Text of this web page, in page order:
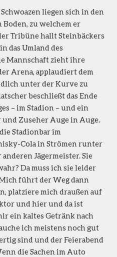
liegen sich in den
Boden, zu welchem er
Tribüne hallt Steinbäckers
das Umland des
Mannschaft zieht ihre
Arena, applaudiert dem
unter der Kurve zu
beschließt das Ende
– im Stadion – und ein
Zuseher Auge in Auge.
Stadionbar im
Cola in Strömen runter
Jägermeister. Sie
Da muss ich sie leider
führt der Weg dann
platziere mich draußen auf
und hier und da ist
ein kaltes Getränk nach
ich meistens noch gut
sind und der Feierabend
die Sachen im Auto